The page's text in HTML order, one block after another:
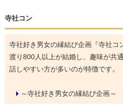
寺社コン
寺社好き男女の縁結び企画『寺社コ
渡り800人以上が結婚し、趣味が共
話しやすい方が多いのが特徴です。
～寺社好き男女の縁結び企画～